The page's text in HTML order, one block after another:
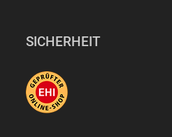
SICHERHEIT